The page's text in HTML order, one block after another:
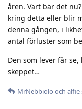
åren. Vart bär det
kring detta eller blir
denna gången, i
antal förluster som
Den som lever får
skeppet…
MrNebbiolo och alfie